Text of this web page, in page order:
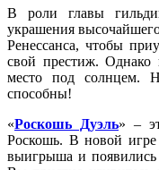
В роли главы
украшения
Ренессанса, чтобы
свой престиж. Однако
место под солнцем.
способны!
«Роскошь Дуэль» –
Роскошь. В новой игре
выигрыша и